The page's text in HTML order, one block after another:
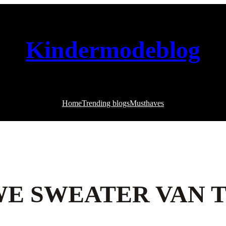
Kindermodeblog
HomeTrending blogsMusthaves
SWEATER VAN